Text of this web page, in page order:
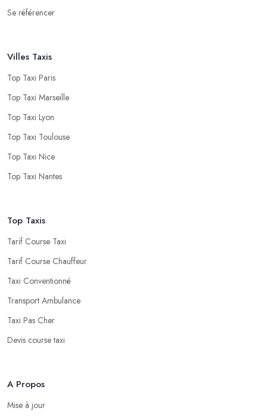
Se référencer
Villes Taxis
Top Taxi Paris
Top Taxi Marseille
Top Taxi Lyon
Top Taxi Toulouse
Top Taxi Nice
Top Taxi Nantes
Top Taxis
Tarif Course Taxi
Tarif Course Chauffeur
Taxi Conventionné
Transport Ambulance
Taxi Pas Cher
Devis course taxi
A Propos
Mise à jour